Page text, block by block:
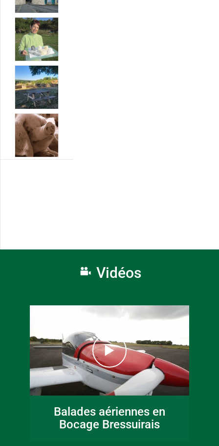
Vidéos
Balades aériennes en
Bocage Bressuirais